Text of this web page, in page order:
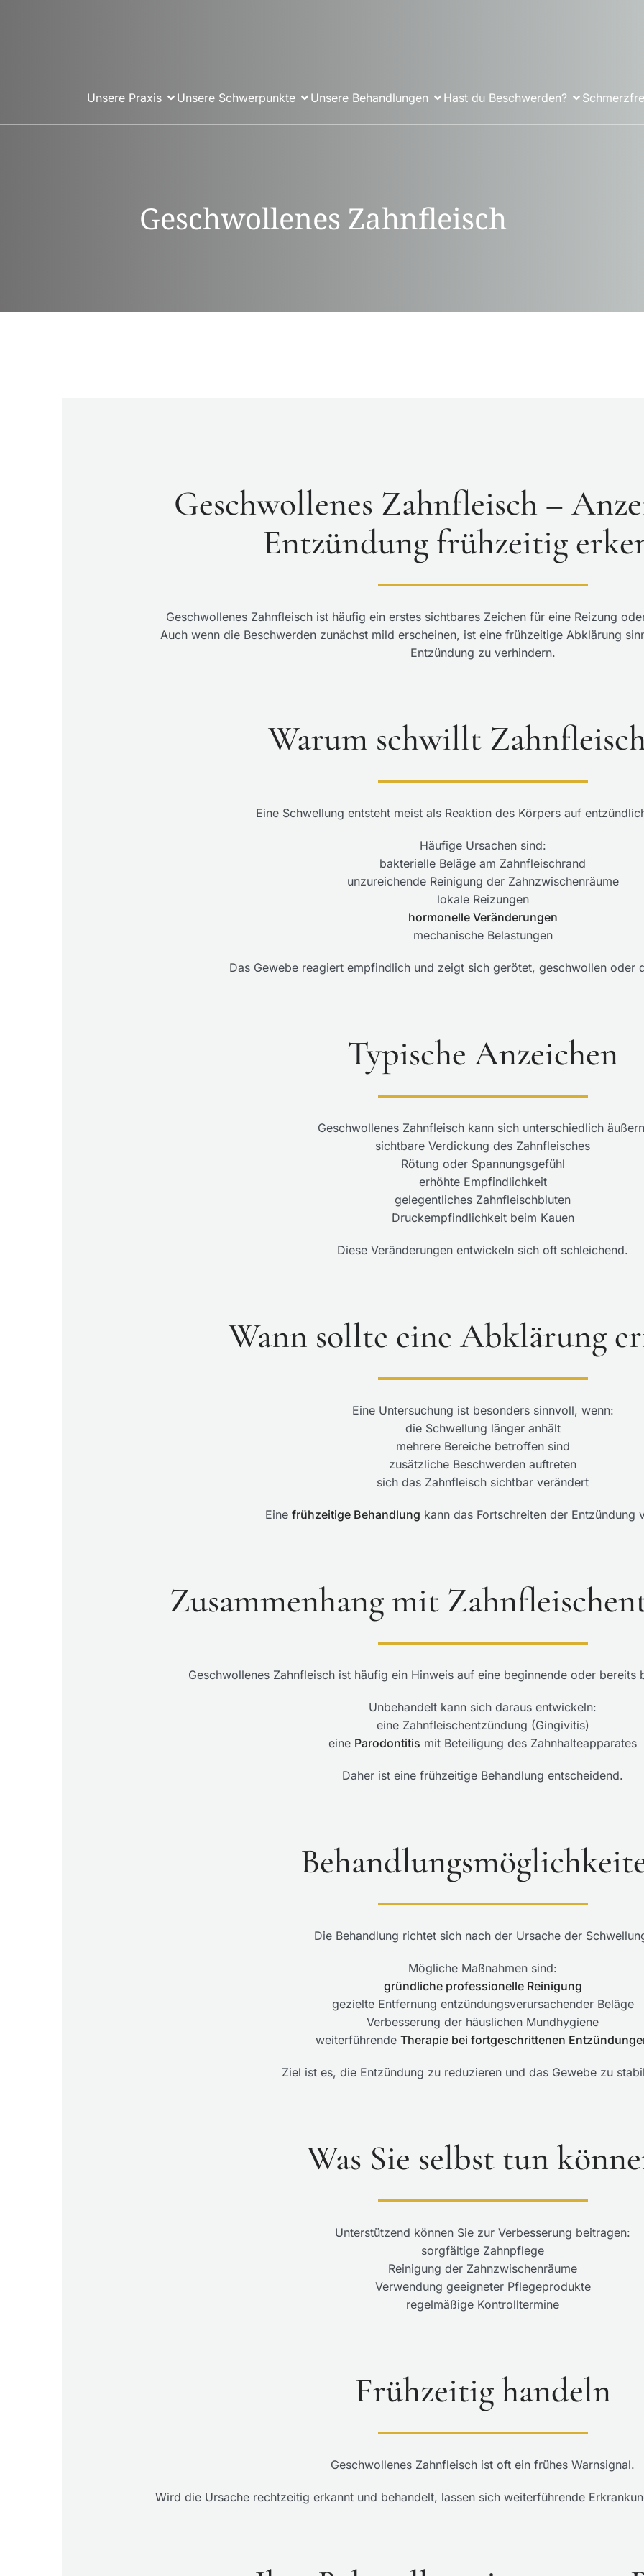
Unsere Praxis Unsere Schwerpunkte Unsere Behandlungen Hast du Beschwerden?
Geschwollenes Zahnfleisch
Geschwollenes Zahnfleisch –
Entzündung frühzeitig
Geschwollenes Zahnfleisch ist häufig ein erstes sichtbares Zeichen für eine Reizung
Auch wenn die Beschwerden zunächst mild erscheinen, ist eine frühzeitige Abklärung
Entzündung zu verhindern.
Warum schwillt
Eine Schwellung entsteht meist als Reaktion des Körpers auf
Häufige Ursachen sind:
bakterielle Beläge am Zahnfleischrand
unzureichende Reinigung der Zahnzwischenräume
lokale Reizungen
hormonelle Veränderungen
mechanische Belastungen
Das Gewebe reagiert empfindlich und zeigt sich gerötet, geschwollen oder
Typische Anzeichen
Geschwollenes Zahnfleisch kann sich unterschiedlich
sichtbare Verdickung des Zahnfleisches
Rötung oder Spannungsgefühl
erhöhte Empfindlichkeit
gelegentliches Zahnfleischbluten
Druckempfindlichkeit beim Kauen
Diese Veränderungen entwickeln sich oft schleichend.
Wann sollte eine Abklärung
Eine Untersuchung ist besonders sinnvoll, wenn:
die Schwellung länger anhält
mehrere Bereiche betroffen sind
zusätzliche Beschwerden auftreten
sich das Zahnfleisch sichtbar verändert
Einefrühzeitige Behandlung kann das Fortschreiten der Entzündung
Zusammenhang mit
Geschwollenes Zahnfleisch ist häufig ein Hinweis auf eine beginnende oder bereits
Unbehandelt kann sich daraus entwickeln:
eine Zahnfleischentzündung (Gingivitis)
eine Parodontitis mit Beteiligung des Zahnhalteapparates
Daher ist eine frühzeitige Behandlung entscheidend.
Die Behandlung richtet sich nach der Ursache der
Mögliche Maßnahmen sind:
gründliche professionelle Reinigung
gezielte Entfernung entzündungsverursachender Beläge
Verbesserung der häuslichen Mundhygiene
weiterführendeTherapie bei fortgeschrittenen
Ziel ist es, die Entzündung zu reduzieren und das Gewebe zu
Was Sie selbst tun
Unterstützend können Sie zur Verbesserung beitragen:
sorgfältige Zahnpflege
Reinigung der Zahnzwischenräume
Verwendung geeigneter Pflegeprodukte
regelmäßige Kontrolltermine
Frühzeitig handeln
Geschwollenes Zahnfleisch ist oft ein frühes Warnsignal.
Wird die Ursache rechtzeitig erkannt und behandelt, lassen sich weiterführende